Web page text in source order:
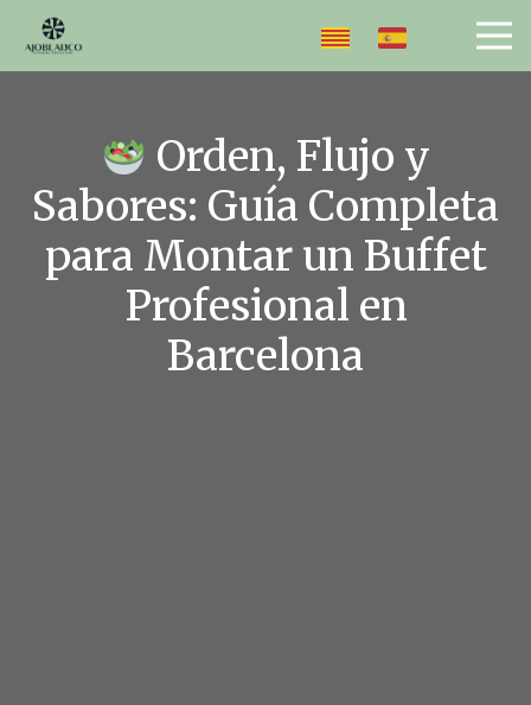
Orden, Flujo y
Sabores: Guía Completa
para Montar un Buffet
Profesional en
Barcelona